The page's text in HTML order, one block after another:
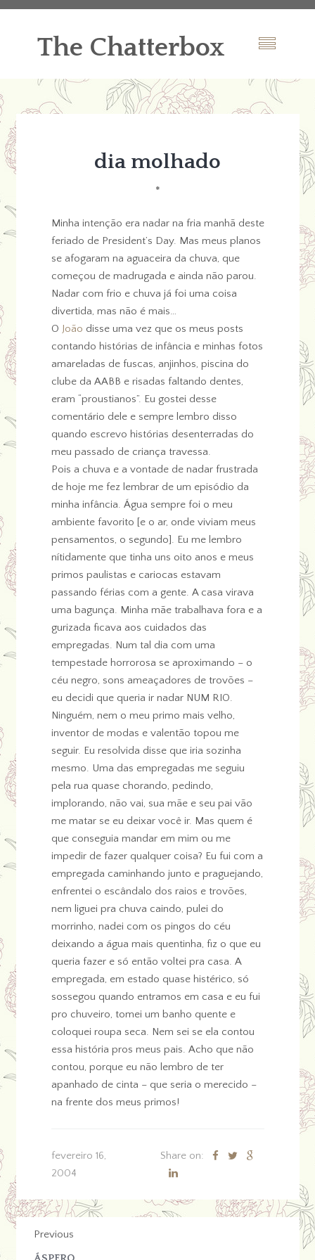
The Chatterbox
dia molhado
*
Minha intenção era nadar na fria manhã deste
feriado de President’s Day. Mas meus planos
se afogaram na aguaceira da chuva, que
começou de madrugada e ainda não parou.
Nadar com frio e chuva já foi uma coisa
divertida, mas não é mais…
O João disse uma vez que os meus posts
contando histórias de infância e minhas fotos
amareladas de fuscas, anjinhos, piscina do
clube da AABB e risadas faltando dentes,
eram “proustianos”. Eu gostei desse
comentário dele e sempre lembro disso
quando escrevo histórias desenterradas do
meu passado de criança travessa.
Pois a chuva e a vontade de nadar frustrada
de hoje me fez lembrar de um episódio da
minha infância. Água sempre foi o meu
ambiente favorito [e o ar, onde viviam meus
pensamentos, o segundo]. Eu me lembro
nítidamente que tinha uns oito anos e meus
primos paulistas e cariocas estavam
passando férias com a gente. A casa virava
uma bagunça. Minha mãe trabalhava fora e a
gurizada ficava aos cuidados das
empregadas. Num tal dia com uma
tempestade horrorosa se aproximando – o
céu negro, sons ameaçadores de trovões –
eu decidi que queria ir nadar NUM RIO.
Ninguém, nem o meu primo mais velho,
inventor de modas e valentão topou me
seguir. Eu resolvida disse que iria sozinha
mesmo. Uma das empregadas me seguiu
pela rua quase chorando, pedindo,
implorando, não vai, sua mãe e seu pai vão
me matar se eu deixar você ir. Mas quem é
que conseguia mandar em mim ou me
impedir de fazer qualquer coisa? Eu fui com a
empregada caminhando junto e praguejando,
enfrentei o escândalo dos raios e trovões,
nem liguei pra chuva caindo, pulei do
morrinho, nadei com os pingos do céu
deixando a água mais quentinha, fiz o que eu
queria fazer e só então voltei pra casa. A
empregada, em estado quase histérico, só
sossegou quando entramos em casa e eu fui
pro chuveiro, tomei um banho quente e
coloquei roupa seca. Nem sei se ela contou
essa história pros meus pais. Acho que não
contou, porque eu não lembro de ter
apanhado de cinta – que seria o merecido –
na frente dos meus primos!
fevereiro 16,
2004
Share on:
Previous